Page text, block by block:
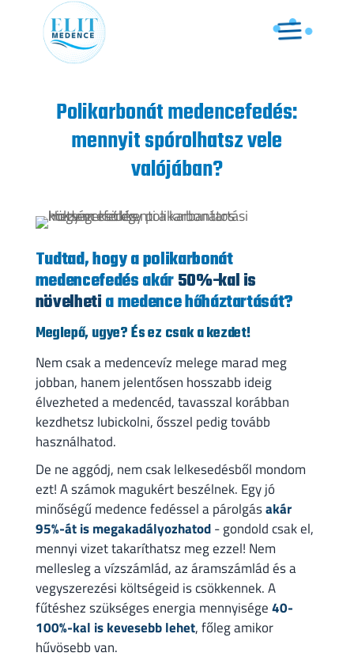
Polikarbonát medencefedés:
mennyit spórolhatsz vele
valójában?
Tudtad, hogy a polikarbonát
medencefedés akár50%-kal is
növelhetia medence hőháztartását?
Meglepő, ugye? És ez csak a kezdet!
Nem csak a medencevíz melege marad meg
jobban, hanem jelentősen hosszabb ideig
élvezheted a medencéd, tavasszal korábban
kezdhetsz lubickolni, ősszel pedig tovább
használhatod.
De ne aggódj, nem csak lelkesedésből mondom
ezt! A számok magukért beszélnek. Egy jó
minőségű medence fedéssel a párolgásakár
95%-át is megakadályozhatod- gondold csak el,
mennyi vizet takaríthatsz meg ezzel! Nem
mellesleg a vízszámlád, az áramszámlád és a
vegyszerezési költségeid is csökkennek. A
fűtéshez szükséges energia mennyisége40-
100%-kal is kevesebb lehet, főleg amikor
hűvösebb van.